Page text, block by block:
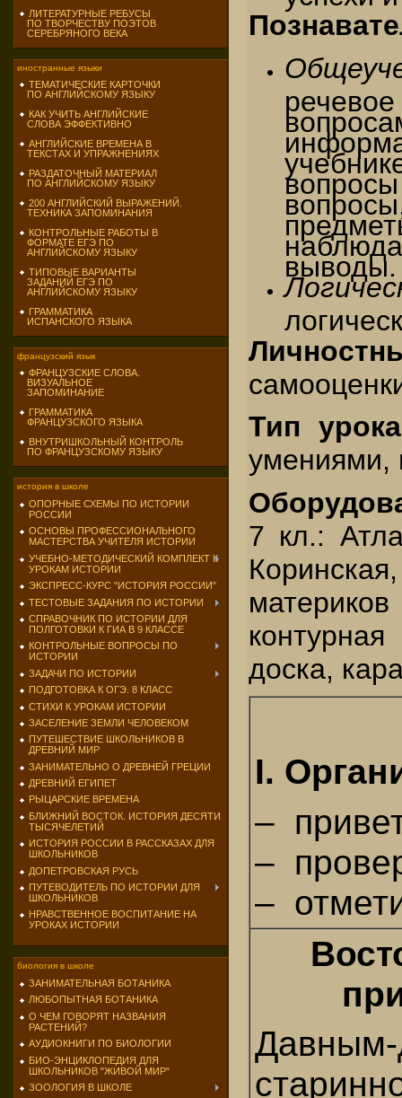
ЛИТЕРАТУРНЫЕ РЕБУСЫ
ПО ТВОРЧЕСТВУ ПОЭТОВ
СЕРЕБРЯНОГО ВЕКА
иностранные языки
ТЕМАТИЧЕСКИЕ КАРТОЧКИ
ПО АНГЛИЙСКОМУ ЯЗЫКУ
КАК УЧИТЬ АНГЛИЙСКИЕ
СЛОВА ЭФФЕКТИВНО
АНГЛИЙСКИЕ ВРЕМЕНА В
ТЕКСТАХ И УПРАЖНЕНИЯХ
РАЗДАТОЧНЫЙ МАТЕРИАЛ
ПО АНГЛИЙСКОМУ ЯЗЫКУ
200 АНГЛИЙСКИЙ ВЫРАЖЕНИЙ.
ТЕХНИКА ЗАПОМИНАНИЯ
КОНТРОЛЬНЫЕ РАБОТЫ В
ФОРМАТЕ ЕГЭ ПО
АНГЛИЙСКОМУ ЯЗЫКУ
ТИПОВЫЕ ВАРИАНТЫ
ЗАДАНИЙ ЕГЭ ПО
АНГЛИЙСКОМУ ЯЗЫКУ
ГРАММАТИКА
ИСПАНСКОГО ЯЗЫКА
французский язык
ФРАНЦУЗСКИЕ СЛОВА.
ВИЗУАЛЬНОЕ
ЗАПОМИНАНИЕ
ГРАММАТИКА
ФРАНЦУЗСКОГО ЯЗЫКА
ВНУТРИШКОЛЬНЫЙ КОНТРОЛЬ
ПО ФРАНЦУЗСКОМУ ЯЗЫКУ
история в школе
ОПОРНЫЕ СХЕМЫ ПО ИСТОРИИ
РОССИИ
ОСНОВЫ ПРОФЕССИОНАЛЬНОГО
МАСТЕРСТВА УЧИТЕЛЯ ИСТОРИИ
УЧЕБНО-МЕТОДИЧЕСКИЙ КОМПЛЕКТ К
УРОКАМ ИСТОРИИ
ЭКСПРЕСС-КУРС "ИСТОРИЯ РОССИИ"
ТЕСТОВЫЕ ЗАДАНИЯ ПО ИСТОРИИ
СПРАВОЧНИК ПО ИСТОРИИ ДЛЯ
ПОЛГОТОВКИ К ГИА В 9 КЛАССЕ
КОНТРОЛЬНЫЕ ВОПРОСЫ ПО
ИСТОРИИ
ЗАДАЧИ ПО ИСТОРИИ
ПОДГОТОВКА К ОГЭ. 8 КЛАСС
СТИХИ К УРОКАМ ИСТОРИИ
ЗАСЕЛЕНИЕ ЗЕМЛИ ЧЕЛОВЕКОМ
ПУТЕШЕСТВИЕ ШКОЛЬНИКОВ В
ДРЕВНИЙ МИР
ЗАНИМАТЕЛЬНО О ДРЕВНЕЙ ГРЕЦИИ
ДРЕВНИЙ ЕГИПЕТ
РЫЦАРСКИЕ ВРЕМЕНА
БЛИЖНИЙ ВОСТОК. ИСТОРИЯ ДЕСЯТИ
ТЫСЯЧЕЛЕТИЙ
ИСТОРИЯ РОССИИ В РАССКАЗАХ ДЛЯ
ШКОЛЬНИКОВ
ДОПЕТРОВСКАЯ РУСЬ
ПУТЕВОДИТЕЛЬ ПО ИСТОРИИ ДЛЯ
ШКОЛЬНИКОВ
НРАВСТВЕННОЕ ВОСПИТАНИЕ НА
УРОКАХ ИСТОРИИ
биология в школе
ЗАНИМАТЕЛЬНАЯ БОТАНИКА
ЛЮБОПЫТНАЯ БОТАНИКА
О ЧЕМ ГОВОРЯТ НАЗВАНИЯ
РАСТЕНИЙ?
АУДИОКНИГИ ПО БИОЛОГИИ
БИО-ЭНЦИКЛОПЕДИЯ ДЛЯ
ШКОЛЬНИКОВ "ЖИВОЙ МИР"
ЗООЛОГИЯ В ШКОЛЕ
выводы.
Тип
умениями,
7 кл.:
доска,
I.
–
–
–
Давным-